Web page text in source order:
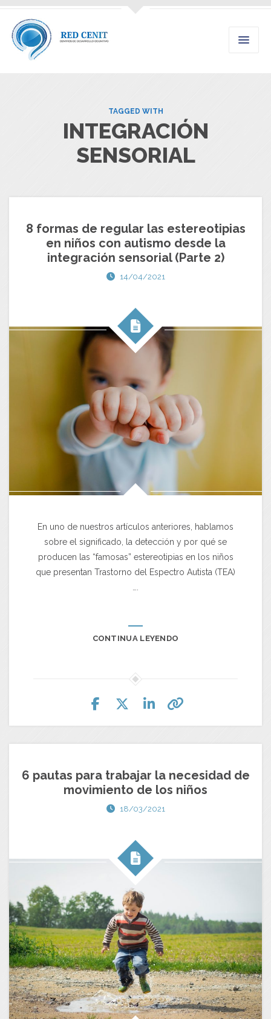
TAGGED WITH
INTEGRACIÓN
SENSORIAL
8 formas de regular las estereotipias
en niños con autismo desde la
integración sensorial (Parte 2)
14/04/2021
En uno de nuestros artículos anteriores, hablamos
sobre el significado, la detección y por qué se
producen las “famosas” estereotipias en los niños
que presentan Trastorno del Espectro Autista (TEA)
CONTINUA LEYENDO
6 pautas para trabajar la necesidad de
movimiento de los niños
18/03/2021